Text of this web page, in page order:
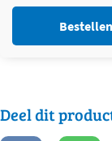
was:
Bestellen
Deel dit